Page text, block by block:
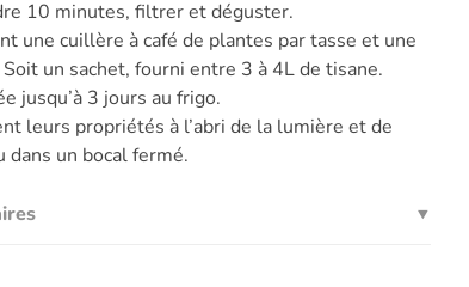
10 minutes, filtrer et déguster.
une cuillère à café de plantes par tasse et une
un sachet, fourni entre 3 à 4L de tisane.
jusqu’à 3 jours au frigo.
leurs propriétés à l’abri de la lumière et de
dans un bocal fermé.